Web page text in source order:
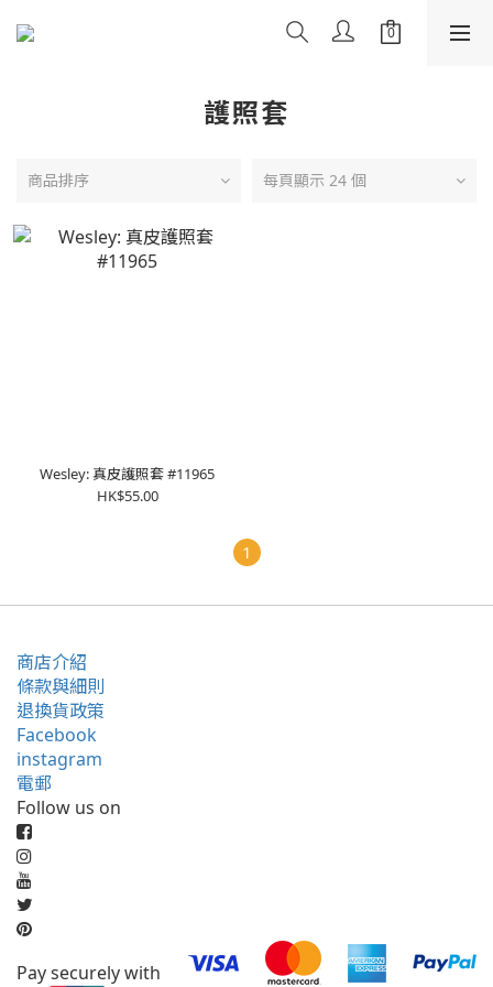
護照套
商品排序 每頁顯示 24 個
Wesley: 真皮護照套 #11965
HK$55.00
1
商店介紹
條款與細則
退換貨政策
Facebook
instagram
電郵
Follow us on
Pay securely with